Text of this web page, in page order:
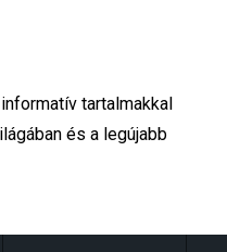
tartalmakkal
és a legújabb